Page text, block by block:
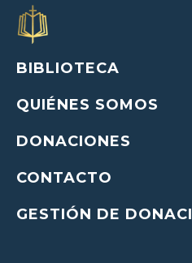
BIBLIOTECA
QUIÉNES SOMOS
DONACIONES
CONTACTO
GESTIÓN DE